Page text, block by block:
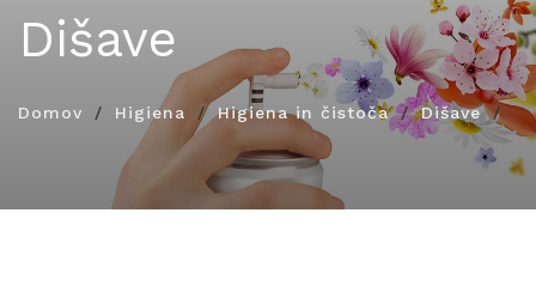
Dišave
Domov Higiena Higiena in čistoča Dišave